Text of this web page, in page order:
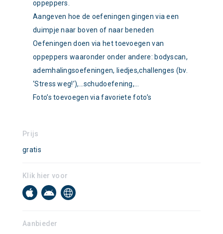
oppeppers.
Aangeven hoe de oefeningen gingen via een
duimpje naar boven of naar beneden
Oefeningen doen via het toevoegen van
oppeppers waaronder onder andere: bodyscan,
ademhalingsoefeningen, liedjes,challenges (bv.
‘Stress weg!’),…schudoefening,…
Foto’s toevoegen via favoriete foto’s
Prijs
gratis
Klik hier voor
Aanbieder